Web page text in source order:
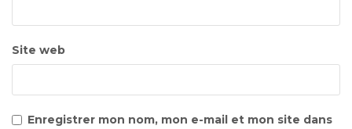
Site web
Enregistrer mon nom, mon e-mail et mon site dans